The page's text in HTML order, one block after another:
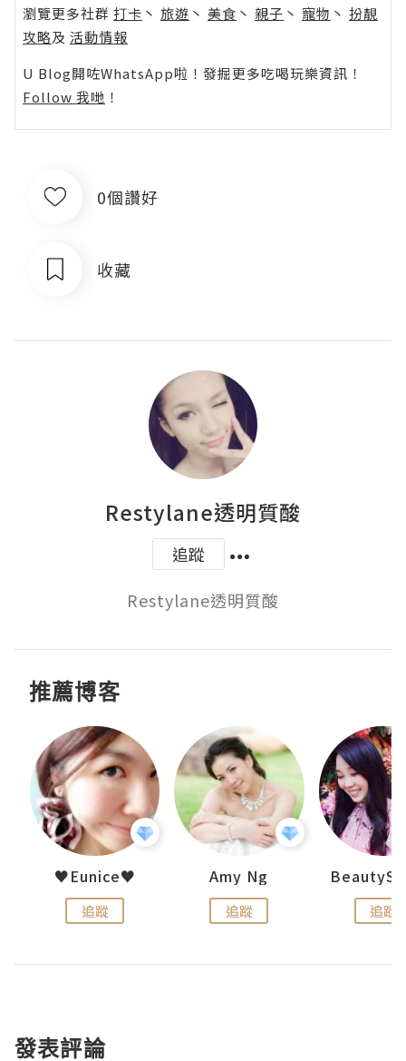
瀏覽更多社群 打卡 丶 旅遊 丶 美食 丶 親子 丶 寵物 丶 扮靚
攻略及 活動情報
U Blog開咗WhatsApp啦！發掘更多吃喝玩樂資訊！
Follow 我哋 ！
0個讚好
收藏
Restylane透明質酸
追蹤
Restylane透明質酸
推薦博客
♥Eunice♥
追蹤
Amy Ng
追蹤 追蹤
發表評論